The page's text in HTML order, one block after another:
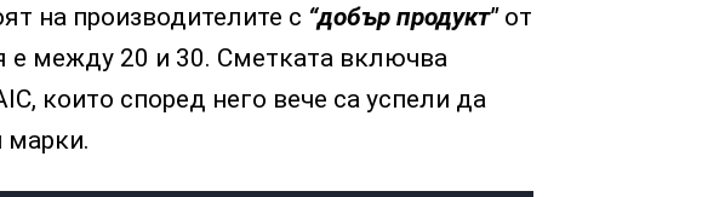
на производителите с “добър продукт"от
е между 20 и 30. Сметката включва
които според него вече са успели да
марки.